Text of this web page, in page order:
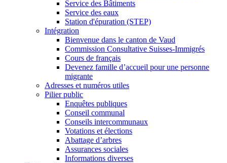
Service des Bâtiments
Service des eaux
Station d'épuration (STEP)
Intégration
Bienvenue dans le canton de Vaud
Commission Consultative Suisses-Immigrés
Cours de français
Devenez famille d’accueil pour une personne
migrante
Adresses et numéros utiles
Pilier public
Enquêtes publiques
Conseil communal
Conseils intercommunaux
Votations et élections
Abattage d’arbres
Assurances sociales
Informations diverses